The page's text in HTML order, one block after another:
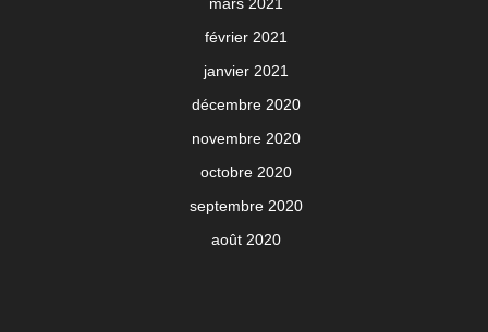
février 2021
janvier 2021
décembre 2020
novembre 2020
octobre 2020
septembre 2020
août 2020